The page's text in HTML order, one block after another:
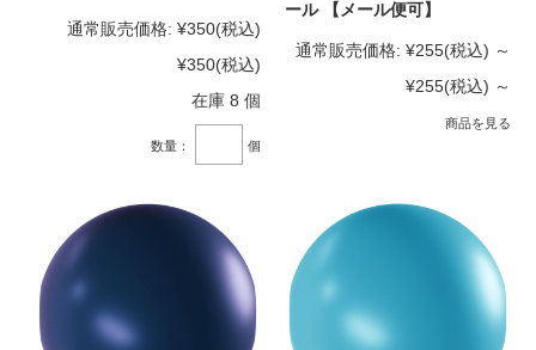
通常販売価格: ¥350(税込)
¥350(税込)
在庫 8 個
数量： 個
ール 【メール便可】
通常販売価格: ¥255(税込) ～
¥255(税込) ～
商品を見る